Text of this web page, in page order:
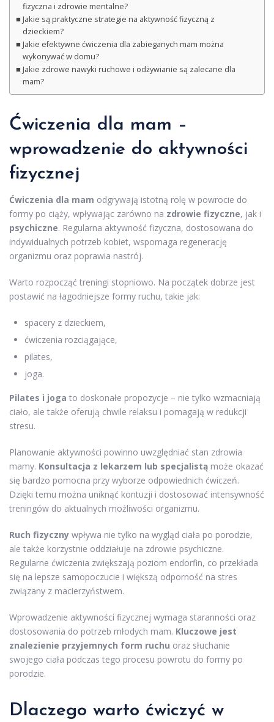
fizyczna i zdrowie mentalne?
Jakie są praktyczne strategie na aktywność fizyczną z
dzieckiem?
Jakie efektywne ćwiczenia dla zabieganych mam można
wykonywać w domu?
Jakie zdrowe nawyki ruchowe i odżywianie są zalecane dla
mam?
Ćwiczenia dla mam –
wprowadzenie do aktywności
fizycznej
Ćwiczenia dla mam odgrywają istotną rolę w powrocie do
formy po ciąży, wpływając zarówno na zdrowie fizyczne, jak i
psychiczne. Regularna aktywność fizyczna, dostosowana do
indywidualnych potrzeb kobiet, wspomaga regenerację
organizmu oraz poprawia nastrój.
Warto rozpocząć treningi stopniowo. Na początek dobrze jest
postawić na łagodniejsze formy ruchu, takie jak:
spacery z dzieckiem,
ćwiczenia rozciągające,
pilates,
joga.
Pilates i joga to doskonałe propozycje – nie tylko wzmacniają
ciało, ale także oferują chwile relaksu i pomagają w redukcji
stresu.
Planowanie aktywności powinno uwzględniać stan zdrowia
mamy. Konsultacja z lekarzem lub specjalistą może okazać
się bardzo pomocna przy wyborze odpowiednich ćwiczeń.
Dzięki temu można uniknąć kontuzji i dostosować intensywność
treningów do aktualnych możliwości organizmu.
Ruch fizyczny wpływa nie tylko na wygląd ciała po porodzie,
ale także korzystnie oddziałuje na zdrowie psychiczne.
Regularne ćwiczenia zwiększają poziom endorfin, co przekłada
się na lepsze samopoczucie i większą odporność na stres
związany z macierzyństwem.
Wprowadzenie aktywności fizycznej wymaga staranności oraz
dostosowania do potrzeb młodych mam. Kluczowe jest
znalezienie przyjemnych form ruchu oraz słuchanie
swojego ciała podczas tego procesu powrotu do formy po
porodzie.
Dlaczego warto ćwiczyć w